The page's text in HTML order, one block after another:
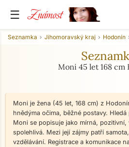
☰ Známost
Seznamka Jihomoravský kraj Hodonín
Moni 45 let 168 cm
Moni je žena (45 let, 168 cm) z
hnědýma očima, běžné postavy.
Moni se popisuje jako mírná, pozitivní,
spolehlivá. Mezi její zájmy patří
vzdělávání. Registrace a komunikace